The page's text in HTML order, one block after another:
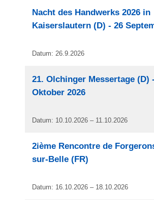
Nacht des Handwerks 2026 in
Kaiserslautern (D) - 26
Datum: 26.9.2026
21. Olchinger Messertage (D)
Oktober 2026
Datum: 10.10.2026 – 11.10.2026
2ième Rencontre de
sur-Belle (FR)
Datum: 16.10.2026 – 18.10.2026